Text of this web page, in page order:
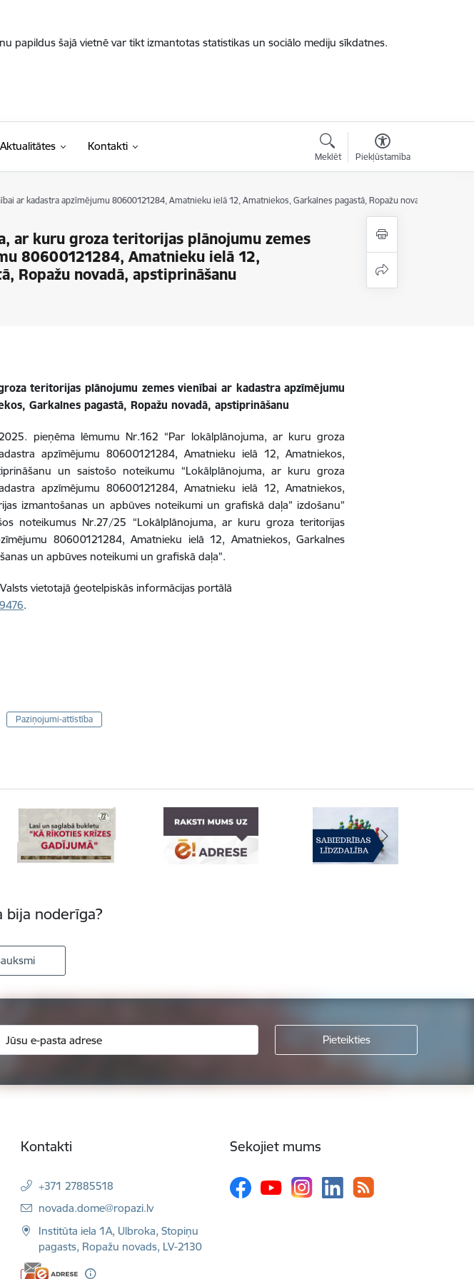
papildus šajā vietnē var tikt izmantotas statistikas un sociālo mediju sīkdatnes.
Aktualitātes Kontakti
Meklēt Piekļūstamība
ar kadastra apzīmējumu 80600121284, Amatnieku ielā 12, Amatniekos, Garkalnes pagastā, Ropažu novadā,
ar kuru groza teritorijas plānojumu zemes
80600121284, Amatnieku ielā 12,
Ropažu novadā, apstiprināšanu
teritorijas plānojumu zemes vienībai ar kadastra apzīmējumu
, Garkalnes pagastā, Ropažu novadā,apstiprināšanu
pieņēma lēmumu Nr.162 “Par lokālplānojuma, ar kuru groza
apzīmējumu 80600121284, Amatnieku ielā 12, Amatniekos,
un saistošo noteikumu “Lokālplānojuma, ar kuru groza
apzīmējumu 80600121284, Amatnieku ielā 12, Amatniekos,
izmantošanas un apbūves noteikumi un grafiskā daļa” izdošanu”
noteikumus Nr.27/25 “Lokālplānojuma, ar kuru groza teritorijas
80600121284, Amatnieku ielā 12, Amatniekos, Garkalnes
un apbūves noteikumi un grafiskā daļa”.
vietotajā ģeotelpiskās informācijas portālā
.
Paziņojumi-attīstība
bija noderīga?
Kontakti
+371 27885518
E-pasts:
novada.dome@ropazi.lv
Institūta iela 1A, Ulbroka, Stopiņu
pagasts, Ropažu novads, LV-2130
Sekojiet mums